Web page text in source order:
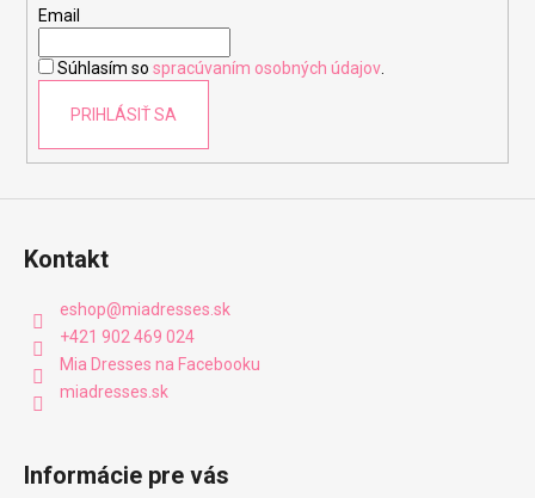
Email
Súhlasím so spracúvaním osobných údajov.
PRIHLÁSIŤ SA
Kontakt
eshop@miadresses.sk
+421 902 469 024
Mia Dresses na Facebooku
miadresses.sk
Informácie pre vás